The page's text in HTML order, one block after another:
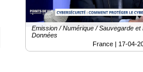
Emission / Numérique / Sauvegarde
Données
France | 17-04-